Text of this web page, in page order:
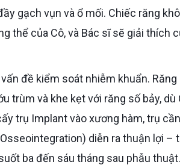
gạch vụn và ổ mối. Chiếc răng
thể của Cô, và Bác sĩ sẽ giải thích
trùm và khe kẹt với răng số bảy,
trụ Implant vào xương hàm, trụ
diễn ra thuận lợi –
ba đến sáu tháng sau phẫu thuật.